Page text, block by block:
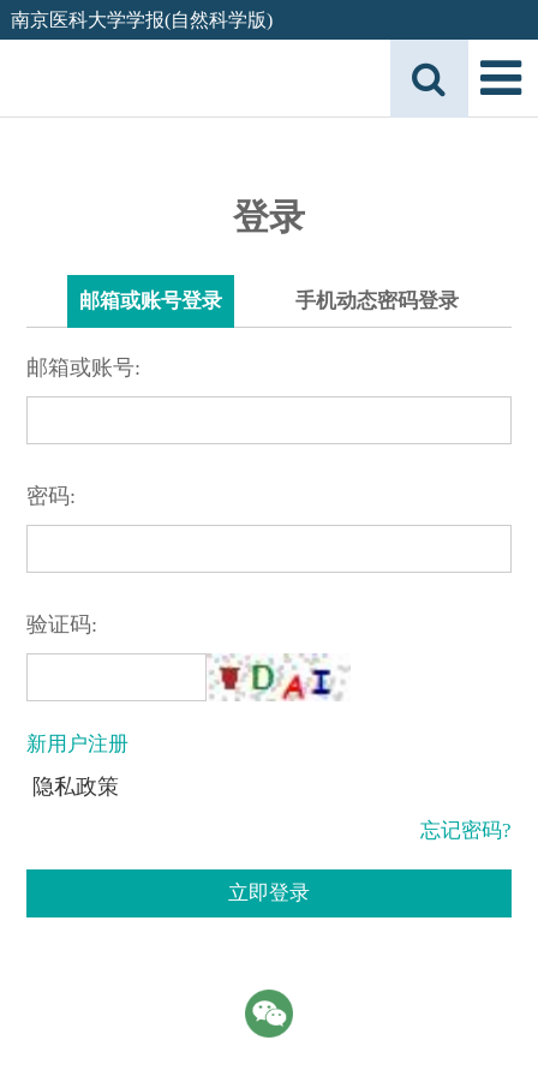
南京医科大学学报(自然科学版)
登录
邮箱或账号登录 手机动态密码登录
邮箱或账号:
密码:
验证码:
新用户注册
隐私政策
忘记密码?
立即登录